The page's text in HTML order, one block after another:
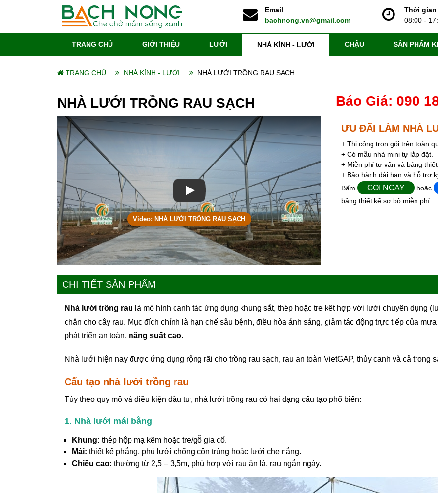
Email
bachnong.vn@gmail.com
Thời gian
08:00 -
TRANG CHỦ GIỚI THIỆU LƯỚI NHÀ KÍNH - LƯỚI CHẬU SẢN PHẨM
TRANG CHỦ NHÀ KÍNH - LƯỚI NHÀ LƯỚI TRỒNG RAU SẠCH
NHÀ LƯỚI TRỒNG RAU SẠCH
Xem video NHÀ LƯỚI TRỒNG RAU SẠCH
Video: NHÀ LƯỚI TRỒNG RAU SẠCH
Báo Giá: 090
ƯU ĐÃI LÀM NHÀ
+ Thi công trọn gói trên toàn
+ Có mẫu nhà mini tự lắp đặt.
+ Miễn phí tư vấn và bảng
+ Bảo hành dài hạn và hỗ trợ
Bấm
GỌI NGAY
hoặc
bảng thiết kế sơ bộ miễn phí.
CHI TIẾT SẢN PHẨM
Nhà lưới trồng rau là mô hình canh tác ứng dụng khung sắt, thép hoặc tre kết hợp với lưới chuyên dụng
chắn cho cây rau. Mục đích chính là hạn chế sâu bệnh, điều hòa ánh sáng, giảm tác động trực tiếp của
phát triển an toàn, năng suất cao.
Nhà lưới hiện nay được ứng dụng rộng rãi cho trồng rau sạch, rau an toàn VietGAP, thủy canh và cả trong
Cấu tạo nhà lưới trồng rau
Tùy theo quy mô và điều kiện đầu tư, nhà lưới trồng rau có hai dạng cấu tạo phổ biến:
1. Nhà lưới mái bằng
Khung: thép hộp mạ kẽm hoặc tre/gỗ gia cố.
Mái: thiết kế phẳng, phủ lưới chống côn trùng hoặc lưới che nắng.
Chiều cao: thường từ 2,5 – 3,5m, phù hợp với rau ăn lá, rau ngắn ngày.